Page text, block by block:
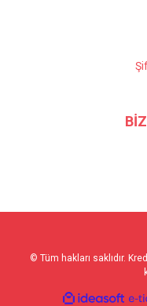
© Tüm hakları saklıdır.